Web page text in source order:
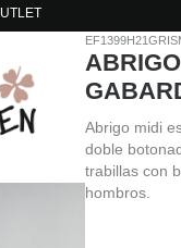
Abrigo midi
doble
trabillas con
hombros.